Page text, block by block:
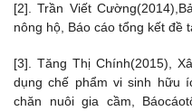
[2]. Trần Viết
nông hộ, Báo cáo tổng kết đề
[3]. Tăng Thị Chính(2015),
dụng chế phẩm vi sinh hữu
chăn nuôi gia cầm,